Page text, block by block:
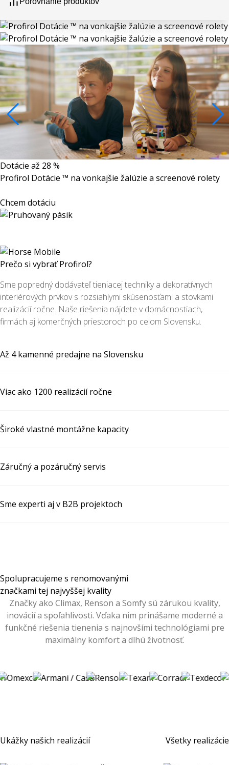
Dotácie až 28 %
Profirol Dotácie ™ na vonkajšie žalúzie a screenové rolety
Chcem dotáciu
Prečo si vybrať Profirol?
Sme popredný dodávateľ tieniacej techniky a dekoratívnych
interiérových prvkov s rozsiahlymi skúsenosťami a stovkami
realizácií ročne. Naše riešenia nájdete v domácnostiach,
firmách aj komerčných priestoroch po celom Slovensku.
Až 4 kamenné predajne na Slovensku
Viac ako 1200 realizácií ročne
Široké vlastné montážne kapacity
Záručný a pozáručný servis
Sme experti aj v B2B projektoch
Spolupracujeme s renomovanými
značkami tej najvyššej kvality
Značky ako Climax, Renson a Somfy sú zárukou kvality,
inovácií a spoľahlivosti. Vďaka nim prinášame moderné a
funkčné riešenia tienenia s najnovšími technológiami pre
maximálny komfort a dlhú životnosť.
Ukážky našich realizácií Všetky realizácie